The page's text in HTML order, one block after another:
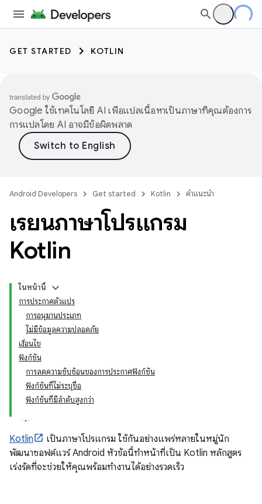
GET STARTED KOTLIN
Google ใช้เทคโนโลยี AI เพื่อแปลเนื้อหาเป็นภาษาที่คุณต้องการ
การแปลโดย AI อาจมีข้อผิดพลาด
Android Developers Get started Kotlin คำแนะนำ
เรียนภาษาโปรแกรม
Kotlin
ในหน้านี้
การประกาศตัวแปร
การอนุมานประเภท
ไม่มีข้อมูลความปลอดภัย
เงื่อนไข
ฟังก์ชัน
การลดความซับซ้อนของการประกาศฟังก์ชัน
ฟังก์ชันที่ไม่ระบุชื่อ
ฟังก์ชันที่มีลำดับสูงกว่า
Kotlin
เป็นภาษาโปรแกรม ใช้กันอย่างแพร่หลายในหมู่นัก
พัฒนาซอฟต์แวร์ Android หัวข้อนี้ทำหน้าที่เป็น Kotlin หลักสูตร
เร่งรัดที่จะช่วยให้คุณพร้อมทำงานได้อย่างรวดเร็ว